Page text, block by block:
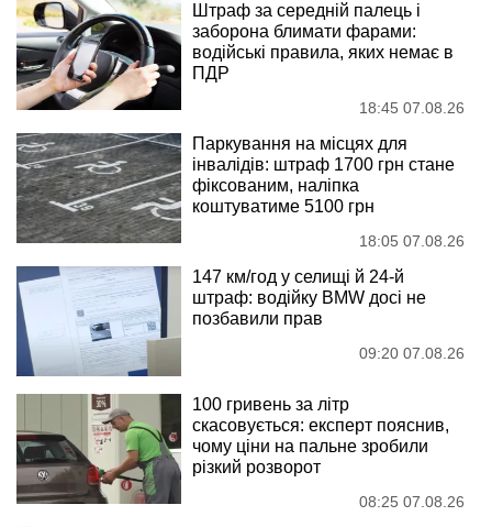
Штраф за середній палець і
заборона блимати фарами:
водійські правила, яких немає в
ПДР
18:45 07.08.26
Паркування на місцях для
інвалідів: штраф 1700 грн стане
фіксованим, наліпка
коштуватиме 5100 грн
18:05 07.08.26
147 км/год у селищі й 24-й
штраф: водійку BMW досі не
позбавили прав
09:20 07.08.26
100 гривень за літр
скасовується: експерт пояснив,
чому ціни на пальне зробили
різкий розворот
08:25 07.08.26